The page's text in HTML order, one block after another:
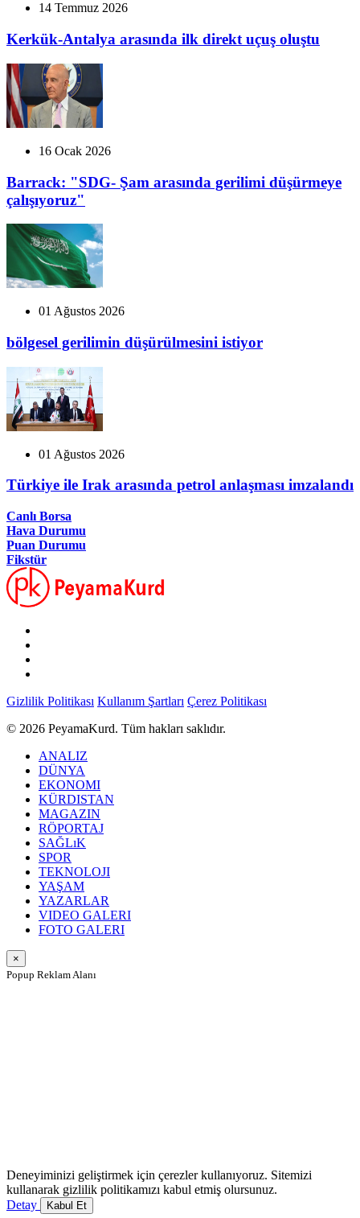
14 Temmuz 2026
Kerkük-Antalya arasında ilk direkt uçuş oluştu
16 Ocak 2026
Barrack: "SDG- Şam arasında gerilimi düşürmeye
çalışıyoruz"
01 Ağustos 2026
bölgesel gerilimin düşürülmesini istiyor
01 Ağustos 2026
Türkiye ile Irak arasında petrol anlaşması imzalandı
Canlı Borsa
Hava Durumu
Puan Durumu
Fikstür
Gizlilik Politikası Kullanım Şartları Çerez Politikası
© 2026 PeyamaKurd. Tüm hakları saklıdır.
ANALIZ
DÜNYA
EKONOMI
KÜRDISTAN
MAGAZIN
RÖPORTAJ
SAĞLıK
SPOR
TEKNOLOJI
YAŞAM
YAZARLAR
VIDEO GALERI
FOTO GALERI
×
Popup Reklam Alanı
Deneyiminizi geliştirmek için çerezler kullanıyoruz. Sitemizi
kullanarak gizlilik politikamızı kabul etmiş olursunuz.
Detay
Kabul Et